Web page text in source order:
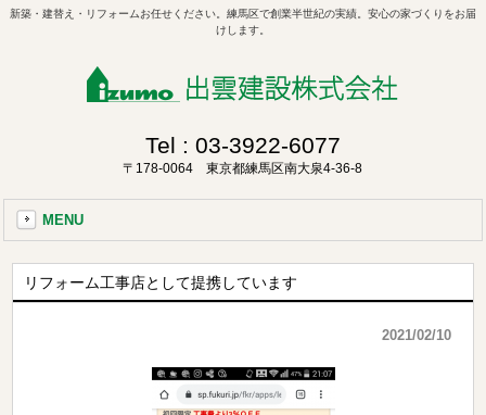
新築・建替え・リフォームお任せください。練馬区で創業半世紀の実績。安心の家づくりをお届
けします。
Tel : 03-3922-6077
〒178-0064 東京都練馬区南大泉4-36-8
MENU
リフォーム工事店として提携しています
2021/02/10